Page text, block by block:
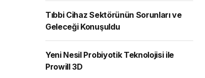
Tıbbi Cihaz Sektörünün Sorunları ve
Geleceği Konuşuldu
Yeni Nesil Probiyotik Teknolojisi ile
Prowill 3D